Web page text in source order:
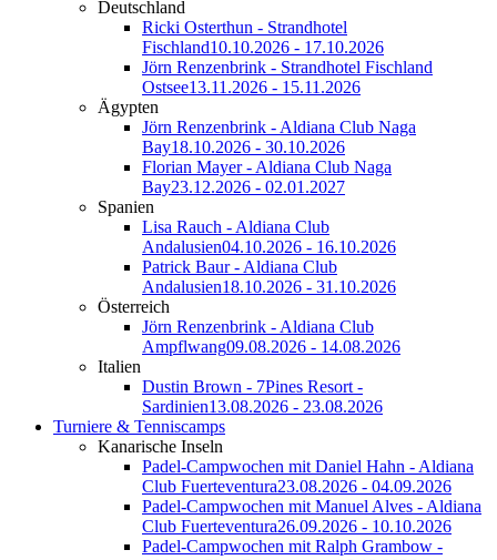
Deutschland
Ricki Osterthun - Strandhotel
Fischland10.10.2026 - 17.10.2026
Jörn Renzenbrink - Strandhotel Fischland
Ostsee13.11.2026 - 15.11.2026
Ägypten
Jörn Renzenbrink - Aldiana Club Naga
Bay18.10.2026 - 30.10.2026
Florian Mayer - Aldiana Club Naga
Bay23.12.2026 - 02.01.2027
Spanien
Lisa Rauch - Aldiana Club
Andalusien04.10.2026 - 16.10.2026
Patrick Baur - Aldiana Club
Andalusien18.10.2026 - 31.10.2026
Österreich
Jörn Renzenbrink - Aldiana Club
Ampflwang09.08.2026 - 14.08.2026
Italien
Dustin Brown - 7Pines Resort -
Sardinien13.08.2026 - 23.08.2026
Turniere & Tenniscamps
Kanarische Inseln
Padel-Campwochen mit Daniel Hahn - Aldiana
Club Fuerteventura23.08.2026 - 04.09.2026
Padel-Campwochen mit Manuel Alves - Aldiana
Club Fuerteventura26.09.2026 - 10.10.2026
Padel-Campwochen mit Ralph Grambow -